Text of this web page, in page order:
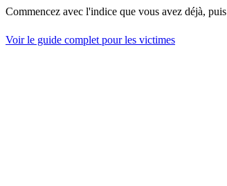
Commencez avec l'indice que vous avez déjà,
Voir le guide complet pour les victimes